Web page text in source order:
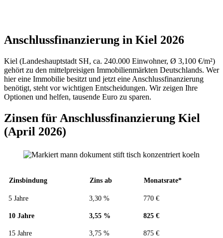
Anschlussfinanzierung in Kiel 2026
Kiel (Landeshauptstadt SH, ca. 240.000 Einwohner, Ø 3,100 €/m²)
gehört zu den mittelpreisigen Immobilienmärkten Deutschlands. Wer
hier eine Immobilie besitzt und jetzt eine Anschlussfinanzierung
benötigt, steht vor wichtigen Entscheidungen. Wir zeigen Ihre
Optionen und helfen, tausende Euro zu sparen.
Zinsen für Anschlussfinanzierung Kiel
(April 2026)
Zinsbindung Zins ab Monatsrate*
5 Jahre 3,30 % 770 €
10 Jahre 3,55 % 825 €
15 Jahre 3,75 % 875 €